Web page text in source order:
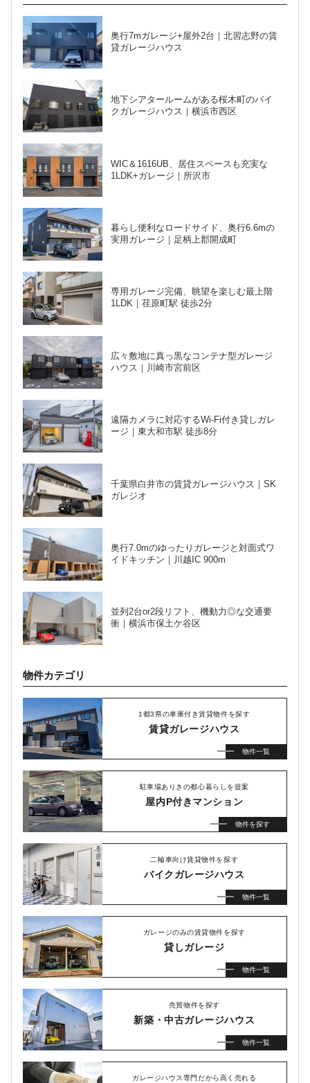
奥行7mガレージ+屋外2台｜北習志野の賃
貸ガレージハウス
地下シアタールームがある桜木町のバイ
クガレージハウス｜横浜市西区
WIC＆1616UB、居住スペースも充実な
1LDK+ガレージ｜所沢市
暮らし便利なロードサイド、奥行6.6mの
実用ガレージ｜足柄上郡開成町
専用ガレージ完備、眺望を楽しむ最上階
1LDK｜荏原町駅 徒歩2分
広々敷地に真っ黒なコンテナ型ガレージ
ハウス｜川崎市宮前区
遠隔カメラに対応するWi-Fi付き貸しガレ
ージ｜東大和市駅 徒歩8分
千葉県白井市の賃貸ガレージハウス｜SK
ガレジオ
奥行7.0mのゆったりガレージと対面式ワ
イドキッチン｜川越IC 900m
並列2台or2段リフト、機動力◎な交通要
衝｜横浜市保土ケ谷区
物件カテゴリ
1都3県の車庫付き賃貸物件を探す
賃貸ガレージハウス
物件一覧
駐車場ありきの都心暮らしを提案
屋内P付きマンション
物件を探す
二輪車向け賃貸物件を探す
バイクガレージハウス
物件一覧
ガレージのみの賃貸物件を探す
貸しガレージ
物件一覧
売買物件を探す
新築・中古ガレージハウス
物件一覧
ガレージハウス専門だから高く売れる